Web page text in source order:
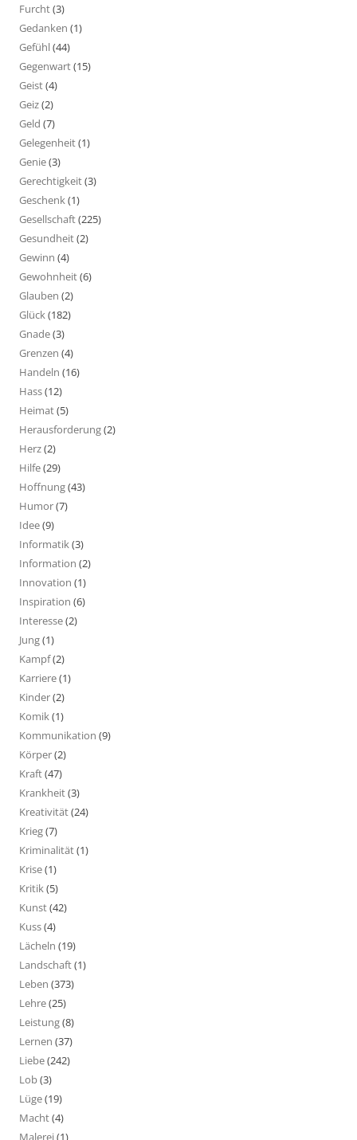
Furcht(3)
Gedanken (1)
Gefühl(44)
Gegenwart(15)
Geist(4)
Geiz(2)
Geld (7)
Gelegenheit(1)
Genie(3)
Gerechtigkeit(3)
Geschenk(1)
Gesellschaft(225)
Gesundheit(2)
Gewinn (4)
Gewohnheit(6)
Glauben (2)
Glück(182)
Gnade(3)
Grenzen (4)
Handeln (16)
Hass(12)
Heimat(5)
Herausforderung(2)
Herz(2)
Hilfe(29)
Hoffnung(43)
Humor(7)
Idee(9)
Informatik(3)
Information (2)
Innovation (1)
Inspiration (6)
Interesse(2)
Jung(1)
Kampf(2)
Karriere(1)
Kinder(2)
Komik(1)
Kommunikation (9)
Körper(2)
Kraft(47)
Krankheit(3)
Kreativität(24)
Krieg(7)
Kriminalität(1)
Krise(1)
Kritik(5)
Kunst(42)
Kuss(4)
Lächeln (19)
Landschaft(1)
Leben (373)
Lehre(25)
Leistung(8)
Lernen (37)
Liebe(242)
Lob(3)
Lüge(19)
Macht(4)
Malerei(1)